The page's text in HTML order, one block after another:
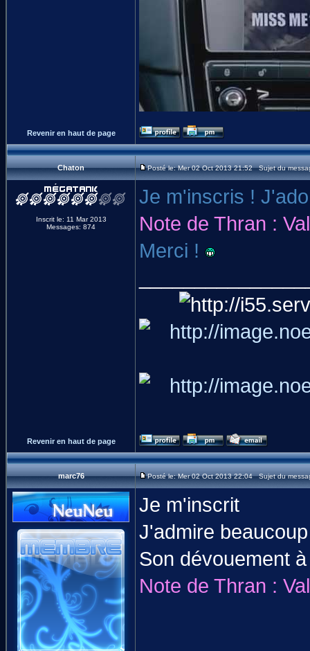
Revenir en haut de page
Chaton Posté le: Mer 02 Oct 2013 21:52 Sujet du
Inscrit le: 11 Mar 2013
Messages: 874
Je m'inscris !
Note de Thran :
Merci !
Revenir en haut de page
marc76 Posté le: Mer 02 Oct 2013 22:04 Sujet du
Je m'inscrit
J'admire
Son dévouement
Note de Thran :